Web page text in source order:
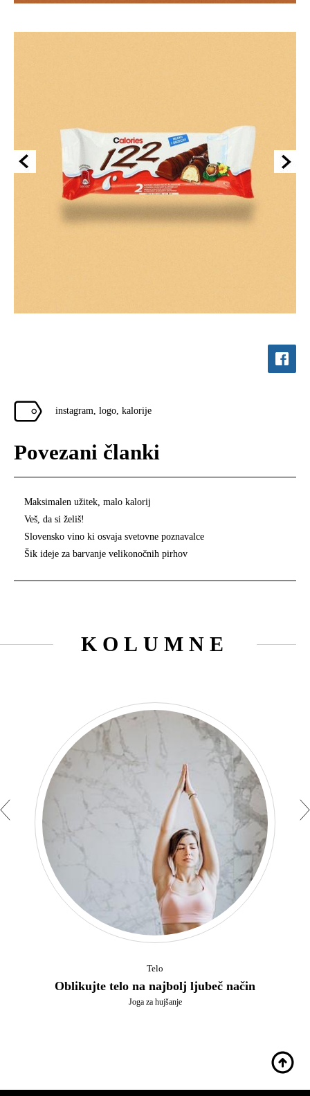
instagram, logo, kalorije
Povezani članki
Maksimalen užitek, malo kalorij
Veš, da si želiš!
Slovensko vino ki osvaja svetovne poznavalce
Šik ideje za barvanje velikonočnih pirhov
KOLUMNE
Telo
Oblikujte telo na najbolj ljubeč način
Joga za hujšanje